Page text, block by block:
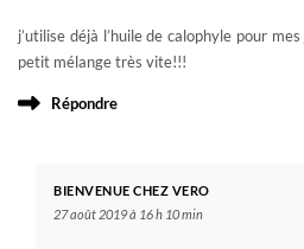
j’utilise déjà l’huile de calophyle pour
petit mélange très vite!!!
Répondre
BIENVENUE CHEZ VERO
27 août 2019 à 16 h 10 min